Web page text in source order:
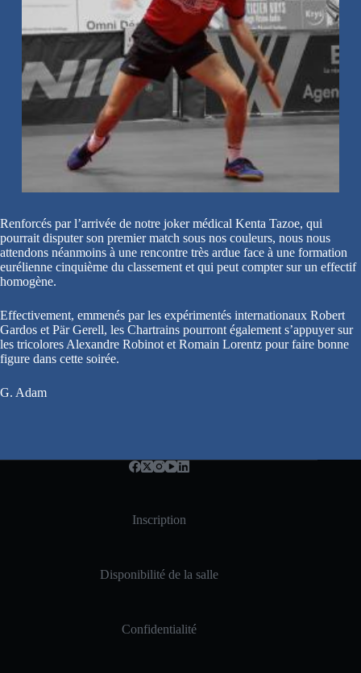
Renforcés par l’arrivée de notre joker médical Kenta Tazoe, qui
pourrait disputer son premier match sous nos couleurs, nous nous
attendons néanmoins à une rencontre très ardue face à une formation
eurélienne cinquième du classement et qui peut compter sur un effectif
homogène.
Effectivement, emmenés par les expérimentés internationaux Robert
Gardos et Pär Gerell, les Chartrains pourront également s’appuyer sur
les tricolores Alexandre Robinot et Romain Lorentz pour faire bonne
figure dans cette soirée.
G. Adam
Inscription
Disponibilité de la salle
Confidentialité